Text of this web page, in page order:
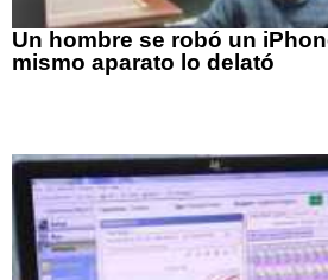
Un hombre se robó un
mismo aparato lo delató